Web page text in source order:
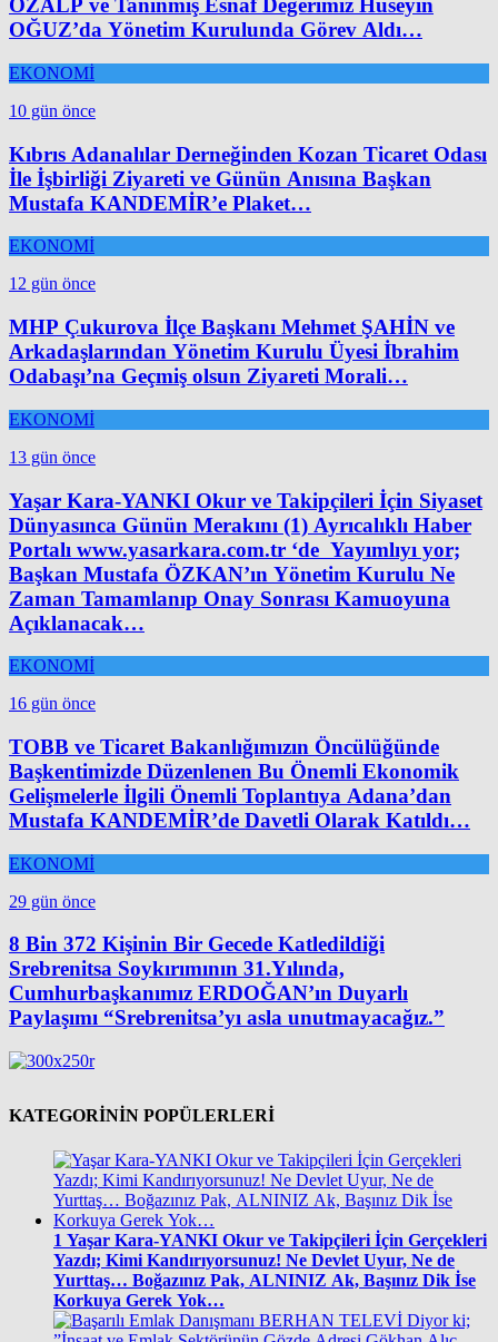
ÖZALP ve Tanınmış Esnaf Değerimiz Hüseyin
OĞUZ’da Yönetim Kurulunda Görev Aldı…
EKONOMİ
10 gün önce
Kıbrıs Adanalılar Derneğinden Kozan Ticaret Odası
İle İşbirliği Ziyareti ve Günün Anısına Başkan
Mustafa KANDEMİR’e Plaket…
EKONOMİ
12 gün önce
MHP Çukurova İlçe Başkanı Mehmet ŞAHİN ve
Arkadaşlarından Yönetim Kurulu Üyesi İbrahim
Odabaşı’na Geçmiş olsun Ziyareti Morali…
EKONOMİ
13 gün önce
Yaşar Kara-YANKI Okur ve Takipçileri İçin Siyaset
Dünyasınca Günün Merakını (1) Ayrıcalıklı Haber
Portalı www.yasarkara.com.tr ‘de Yayımlıyı yor;
Başkan Mustafa ÖZKAN’ın Yönetim Kurulu Ne
Zaman Tamamlanıp Onay Sonrası Kamuoyuna
Açıklanacak…
EKONOMİ
16 gün önce
TOBB ve Ticaret Bakanlığımızın Öncülüğünde
Başkentimizde Düzenlenen Bu Önemli Ekonomik
Gelişmelerle İlgili Önemli Toplantıya Adana’dan
Mustafa KANDEMİR’de Davetli Olarak Katıldı…
EKONOMİ
29 gün önce
8 Bin 372 Kişinin Bir Gecede Katledildiği
Srebrenitsa Soykırımının 31.Yılında,
Cumhurbaşkanımız ERDOĞAN’ın Duyarlı
Paylaşımı “Srebrenitsa’yı asla unutmayacağız.”
KATEGORİNİN POPÜLERLERİ
1 Yaşar Kara-YANKI Okur ve Takipçileri İçin Gerçekleri
Yazdı; Kimi Kandırıyorsunuz! Ne Devlet Uyur, Ne de
Yurttaş… Boğazınız Pak, ALNINIZ Ak, Başınız Dik İse
Korkuya Gerek Yok…